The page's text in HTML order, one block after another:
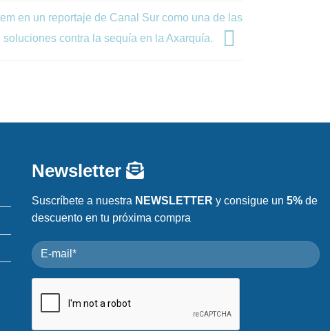
en un reportaje de Canal Sur como una de las
soluciones contra la sequía en la Axarquía.
Newsletter
Suscríbete a nuestra NEWSLETTER y consigue un 5% de
descuento en tu próxima compra